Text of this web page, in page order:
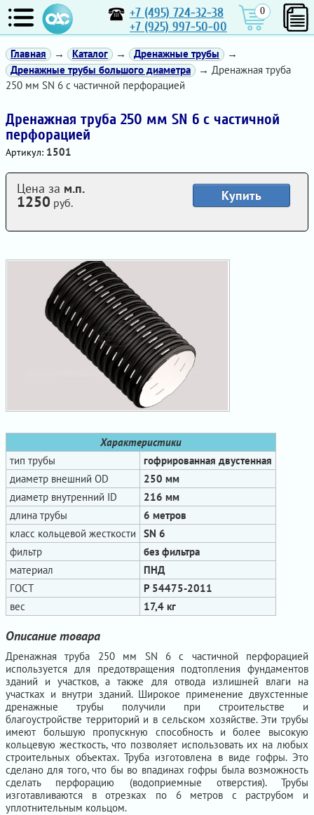
+7 (495) 724-32-38
+7 (925) 997-50-00
0
Главная → Каталог → Дренажные трубы
→
Дренажные трубы большого диаметра
→ Дренажная труба
250 мм SN 6 с частичной перфорацией
Дренажная труба 250 мм SN 6 с частичной
перфорацией
Артикул: 1501
Характеристики
тип трубы
гофрированная двустенная
диаметр внешний OD
250 мм
диаметр внутренний ID
216 мм
длина трубы
6 метров
класс кольцевой жесткости
SN 6
фильтр
без фильтра
материал
ПНД
ГОСТ
Р 54475-2011
вес
17,4 кг
Купить
Цена за м.п.
1250 руб.
Описание товара
Дренажная труба 250 мм SN 6 с частичной перфорацией
используется для предотвращения подтопления фундаментов
зданий и участков, а также для отвода излишней влаги на
участках и внутри зданий. Широкое применение двухстенные
дренажные трубы получили при строительстве и
благоустройстве территорий и в сельском хозяйстве. Эти трубы
имеют большую пропускную способность и более высокую
кольцевую жесткость, что позволяет использовать их на любых
строительных объектах. Труба изготовлена в виде гофры. Это
сделано для того, что бы во впадинах гофры была возможность
сделать перфорацию (водоприемные отверстия). Трубы
изготавливаются в отрезках по 6 метров с раструбом и
уплотнительным кольцом.